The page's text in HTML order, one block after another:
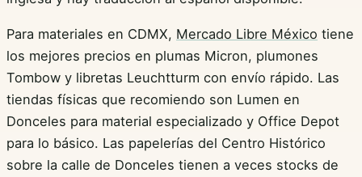
Para materiales en CDMX, Mercado Libre México tiene
los mejores precios en plumas Micron, plumones
Tombow y libretas Leuchtturm con envío rápido. Las
tiendas físicas que recomiendo son Lumen en
Donceles para material especializado y Office Depot
para lo básico. Las papelerías del Centro Histórico
sobre la calle de Donceles tienen a veces stocks de